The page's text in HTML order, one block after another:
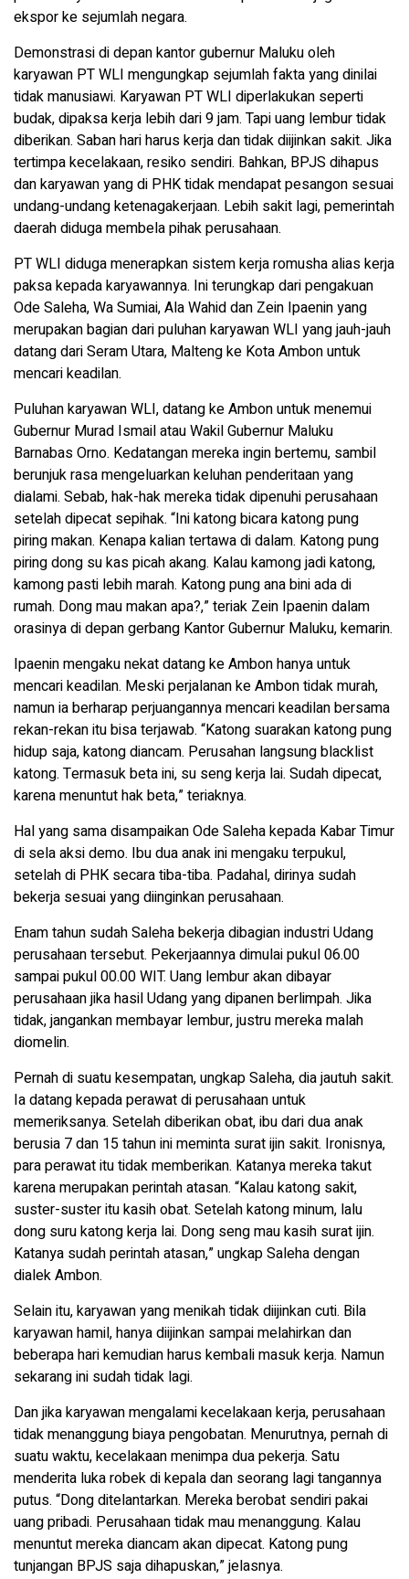
ekspor ke sejumlah negara.
Demonstrasi di depan kantor gubernur Maluku oleh
karyawan PT WLI mengungkap sejumlah fakta yang dinilai
tidak manusiawi. Karyawan PT WLI diperlakukan seperti
budak, dipaksa kerja lebih dari 9 jam. Tapi uang lembur tidak
diberikan. Saban hari harus kerja dan tidak diijinkan sakit. Jika
tertimpa kecelakaan, resiko sendiri. Bahkan, BPJS dihapus
dan karyawan yang di PHK tidak mendapat pesangon sesuai
undang-undang ketenagakerjaan. Lebih sakit lagi, pemerintah
daerah diduga membela pihak perusahaan.
PT WLI diduga menerapkan sistem kerja romusha alias kerja
paksa kepada karyawannya. Ini terungkap dari pengakuan
Ode Saleha, Wa Sumiai, Ala Wahid dan Zein Ipaenin yang
merupakan bagian dari puluhan karyawan WLI yang jauh-jauh
datang dari Seram Utara, Malteng ke Kota Ambon untuk
mencari keadilan.
Puluhan karyawan WLI, datang ke Ambon untuk menemui
Gubernur Murad Ismail atau Wakil Gubernur Maluku
Barnabas Orno. Kedatangan mereka ingin bertemu, sambil
berunjuk rasa mengeluarkan keluhan penderitaan yang
dialami. Sebab, hak-hak mereka tidak dipenuhi perusahaan
setelah dipecat sepihak. “Ini katong bicara katong pung
piring makan. Kenapa kalian tertawa di dalam. Katong pung
piring dong su kas picah akang. Kalau kamong jadi katong,
kamong pasti lebih marah. Katong pung ana bini ada di
rumah. Dong mau makan apa?,” teriak Zein Ipaenin dalam
orasinya di depan gerbang Kantor Gubernur Maluku, kemarin.
Ipaenin mengaku nekat datang ke Ambon hanya untuk
mencari keadilan. Meski perjalanan ke Ambon tidak murah,
namun ia berharap perjuangannya mencari keadilan bersama
rekan-rekan itu bisa terjawab. “Katong suarakan katong pung
hidup saja, katong diancam. Perusahan langsung blacklist
katong. Termasuk beta ini, su seng kerja lai. Sudah dipecat,
karena menuntut hak beta,” teriaknya.
Hal yang sama disampaikan Ode Saleha kepada Kabar Timur
di sela aksi demo. Ibu dua anak ini mengaku terpukul,
setelah di PHK secara tiba-tiba. Padahal, dirinya sudah
bekerja sesuai yang diinginkan perusahaan.
Enam tahun sudah Saleha bekerja dibagian industri Udang
perusahaan tersebut. Pekerjaannya dimulai pukul 06.00
sampai pukul 00.00 WIT. Uang lembur akan dibayar
perusahaan jika hasil Udang yang dipanen berlimpah. Jika
tidak, jangankan membayar lembur, justru mereka malah
diomelin.
Pernah di suatu kesempatan, ungkap Saleha, dia jautuh sakit.
Ia datang kepada perawat di perusahaan untuk
memeriksanya. Setelah diberikan obat, ibu dari dua anak
berusia 7 dan 15 tahun ini meminta surat ijin sakit. Ironisnya,
para perawat itu tidak memberikan. Katanya mereka takut
karena merupakan perintah atasan. “Kalau katong sakit,
suster-suster itu kasih obat. Setelah katong minum, lalu
dong suru katong kerja lai. Dong seng mau kasih surat ijin.
Katanya sudah perintah atasan,” ungkap Saleha dengan
dialek Ambon.
Selain itu, karyawan yang menikah tidak diijinkan cuti. Bila
karyawan hamil, hanya diijinkan sampai melahirkan dan
beberapa hari kemudian harus kembali masuk kerja. Namun
sekarang ini sudah tidak lagi.
Dan jika karyawan mengalami kecelakaan kerja, perusahaan
tidak menanggung biaya pengobatan. Menurutnya, pernah di
suatu waktu, kecelakaan menimpa dua pekerja. Satu
menderita luka robek di kepala dan seorang lagi tangannya
putus. “Dong ditelantarkan. Mereka berobat sendiri pakai
uang pribadi. Perusahaan tidak mau menanggung. Kalau
menuntut mereka diancam akan dipecat. Katong pung
tunjangan BPJS saja dihapuskan,” jelasnya.